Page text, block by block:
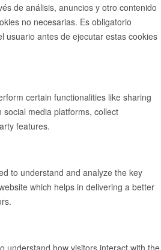
de análisis, anuncios y otro contenido
no necesarias. Es obligatorio
usuario antes de ejecutar estas cookies
certain functionalities like sharing
media platforms, collect
features.
to understand and analyze the key
which helps in delivering a better